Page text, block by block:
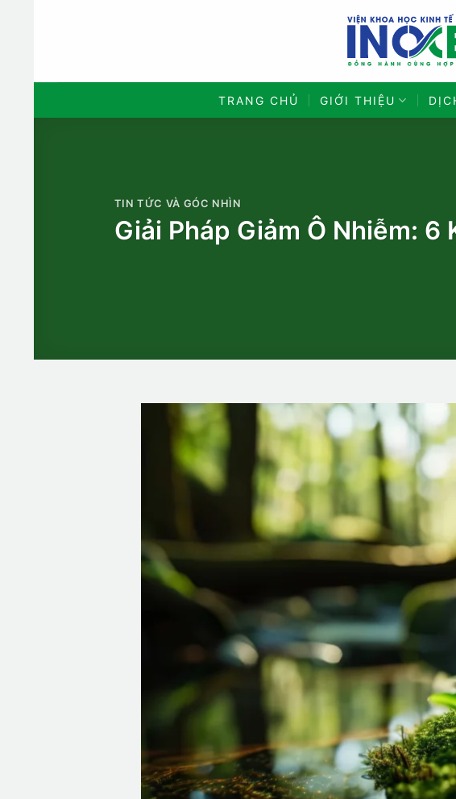
TRANG CHỦ GIỚI THIỆU
TIN TỨC VÀ GÓC NHÌN
Giải Pháp Giảm Ô Nhiễm: 6